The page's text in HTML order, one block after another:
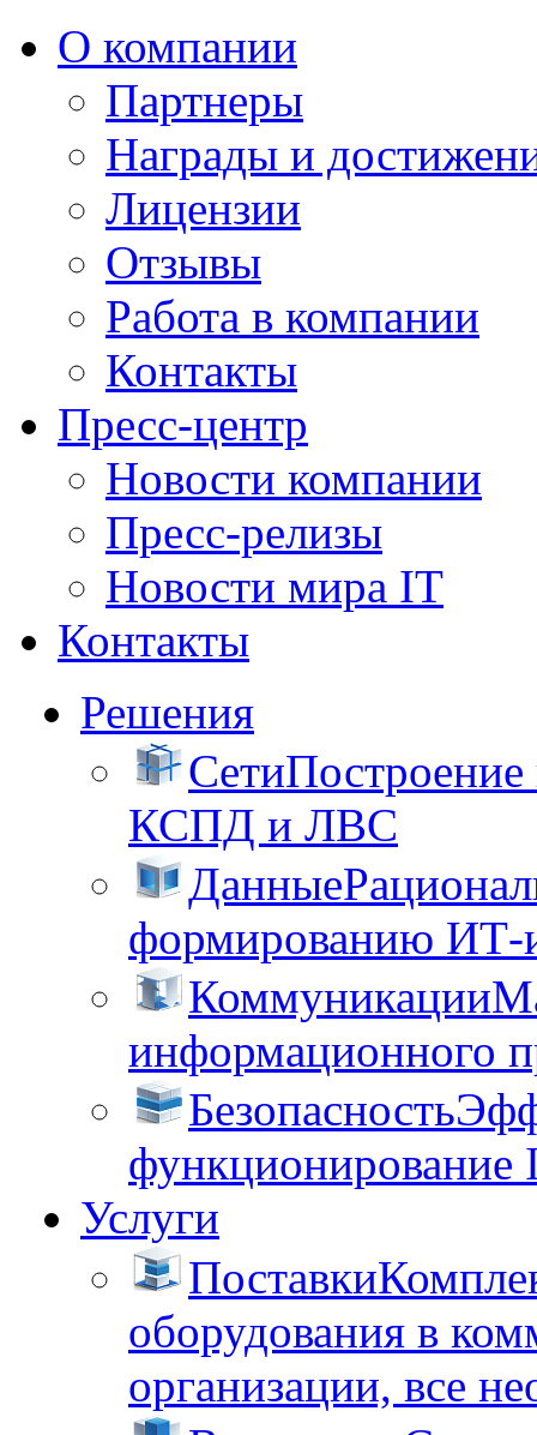
О компании
Партнеры
Награды и
Лицензии
Отзывы
Работа в компании
Контакты
Пресс-центр
Новости компании
Пресс-релизы
Новости мира IT
Контакты
Решения
Сети
КСПД и ЛВС
Данные
формированию ИТ-
Коммуникации
информационного
Безопасность
функционирование
Услуги
Поставки
оборудования в
организации, все